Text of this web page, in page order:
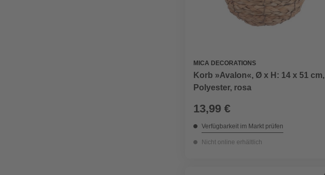
MICA DECORATIONS
Korb »Avalon«, Ø x H: 14 x 51 cm,
Polyester, rosa
13,99 €
Verfügbarkeit im Markt prüfen
Nicht online erhältlich